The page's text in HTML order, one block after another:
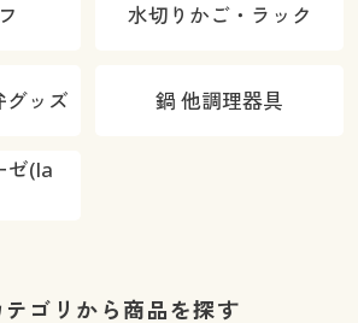
水切りかご・ラック
グッズ 鍋 他調理器具
ゼ(la
テゴリから商品を探す